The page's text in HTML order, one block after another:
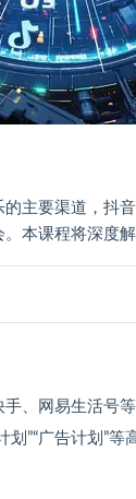
主要渠道，抖
本课程将深度
手、网易生活号
划”“广告计划”